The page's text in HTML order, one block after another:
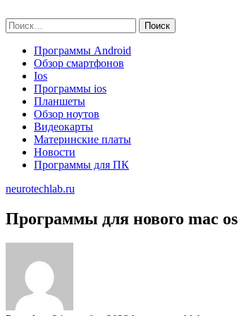
to
content
Найти:
Программы Android
Обзор смартфонов
Ios
Программы ios
Планшеты
Обзор ноутов
Видеокарты
Материнские платы
Новости
Программы для ПК
neurotechlab.ru
Программы для нового mac os